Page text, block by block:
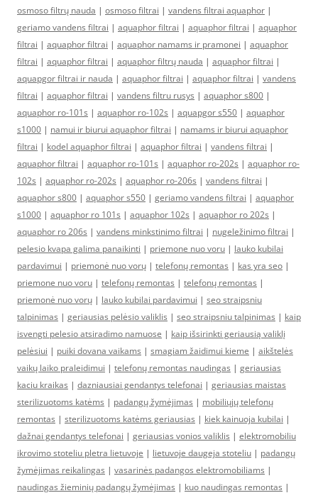
osmoso filtrų nauda | osmoso filtrai | vandens filtrai aquaphor |
geriamo vandens filtrai | aquaphor filtrai | aquaphor filtrai | aquaphor
filtrai | aquaphor filtrai | aquaphor namams ir pramonei | aquaphor
filtrai | aquaphor filtrai | aquaphor filtrų nauda | aquaphor filtrai |
aquapgor filtrai ir nauda | aquaphor filtrai | aquaphor filtrai | vandens
filtrai | aquaphor filtrai | vandens filtru rusys | aquaphor s800 |
aquaphor ro-101s | aquaphor ro-102s | aquapgor s550 | aquaphor
s1000 | namui ir biurui aquaphor filtrai | namams ir biurui aquaphor
filtrai | kodel aquaphor filtrai | aquaphor filtrai | vandens filtrai |
aquaphor filtrai | aquaphor ro-101s | aquaphor ro-202s | aquaphor ro-
102s | aquaphor ro-202s | aquaphor ro-206s | vandens filtrai |
aquaphor s800 | aquaphor s550 | geriamo vandens filtrai | aquaphor
s1000 | aquaphor ro 101s | aquaphor 102s | aquaphor ro 202s |
aquaphor ro 206s | vandens minkstinimo filtrai | nugeležinimo filtrai |
pelesio kvapa galima panaikinti | priemone nuo voru | lauko kubilai
pardavimui | priemonė nuo vorų | telefonų remontas | kas yra seo |
priemone nuo voru | telefonų remontas | telefonų remontas |
priemonė nuo vorų | lauko kubilai pardavimui | seo straipsniu
talpinimas | geriausias pelėsio valiklis | seo straipsniu talpinimas | kaip
isvengti pelesio atsiradimo namuose | kaip išsirinkti geriausią valiklį
pelėsiui | puiki dovana vaikams | smagiam žaidimui kieme | aikštelės
vaikų laiko praleidimui | telefonų remontas naudingas | geriausias
kaciu kraikas | dazniausiai gendantys telefonai | geriausias maistas
sterilizuotoms katėms | padangų žymėjimas | mobiliųjų telefonų
remontas | sterilizuotoms katėms geriausias | kiek kainuoja kubilai |
dažnai gendantys telefonai | geriausias vonios valiklis | elektromobiliu
ikrovimo stoteliu pletra lietuvoje | lietuvoje daugeja stoteliu | padangų
žymėjimas reikalingas | vasarinės padangos elektromobiliams |
naudingas žieminių padangų žymėjimas | kuo naudingas remontas |